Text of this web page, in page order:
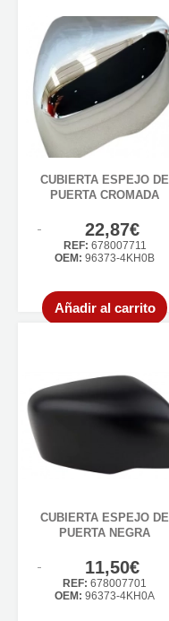
CUBIERTA ESPEJO DE
PUERTA CROMADA
22,87€
REF: 678007711
OEM: 96373-4KH0B
Añadir al carrito
CUBIERTA ESPEJO DE
PUERTA NEGRA
11,50€
REF: 678007701
OEM: 96373-4KH0A